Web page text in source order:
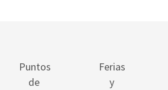
Puntos
de
Ferias
y